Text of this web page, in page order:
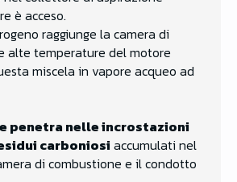
è acceso.
raggiunge la camera di
alte temperature del motore
miscela in vapore acqueo ad
penetra nelle incrostazioni
carboniosi accumulati nel
di combustione e il condotto